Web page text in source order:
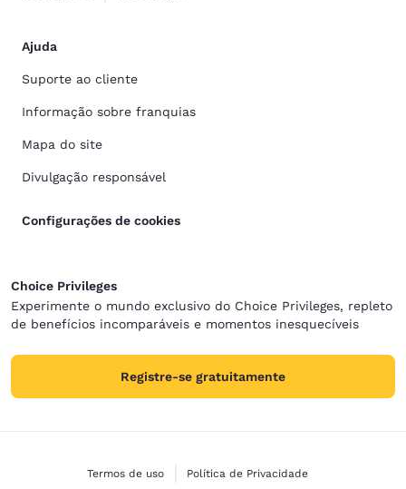
Ajuda
Suporte ao cliente
Informação sobre franquias
Mapa do site
Divulgação responsável
Configurações de cookies
Choice Privileges
Experimente o mundo exclusivo do Choice Privileges, repleto
de benefícios incomparáveis e momentos inesquecíveis
Registre-se gratuitamente
Termos de uso Política de Privacidade